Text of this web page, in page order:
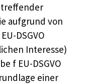
aufgrund von
DSGVO
Interesse)
f EU-DSGVO
einer